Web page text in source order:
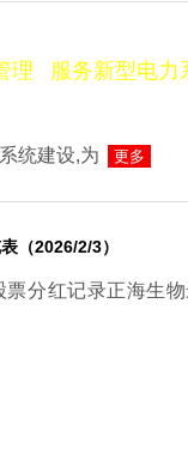
统建设,为 更多
（2026/2/3）
分红记录正海生